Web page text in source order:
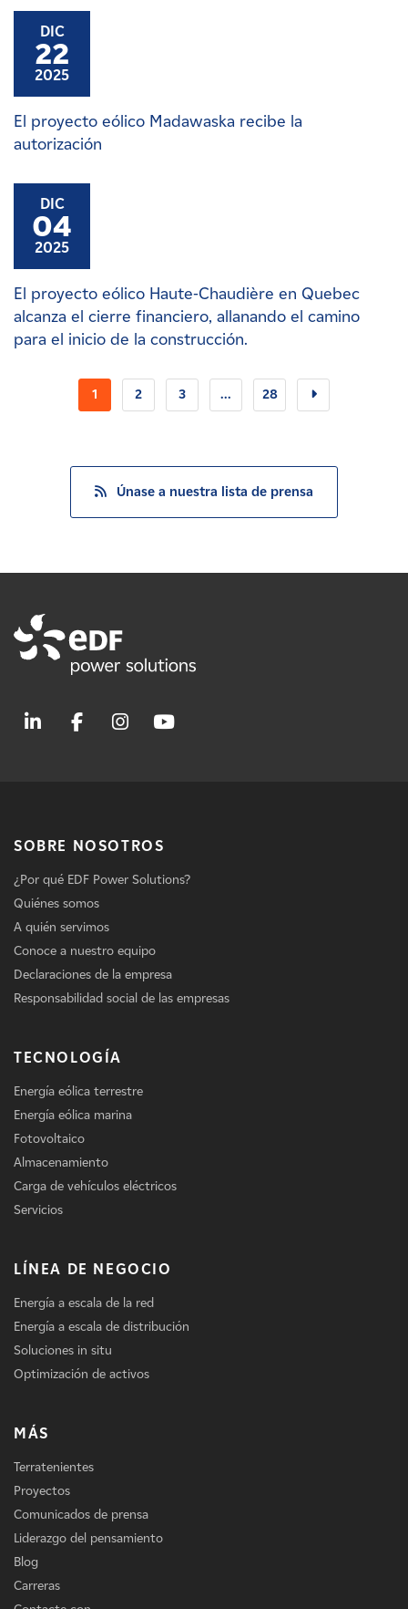
DIC
22
2025
El proyecto eólico Madawaska recibe la
autorización
DIC
04
2025
El proyecto eólico Haute-Chaudière en Quebec
alcanza el cierre financiero, allanando el camino
para el inicio de la construcción.
1 2 3 ... 28
Únase a nuestra lista de prensa
SOBRE NOSOTROS
¿Por qué EDF Power Solutions?
Quiénes somos
A quién servimos
Conoce a nuestro equipo
Declaraciones de la empresa
Responsabilidad social de las empresas
TECNOLOGÍA
Energía eólica terrestre
Energía eólica marina
Fotovoltaico
Almacenamiento
Carga de vehículos eléctricos
Servicios
LÍNEA DE NEGOCIO
Energía a escala de la red
Energía a escala de distribución
Soluciones in situ
Optimización de activos
MÁS
Terratenientes
Proyectos
Comunicados de prensa
Liderazgo del pensamiento
Blog
Carreras